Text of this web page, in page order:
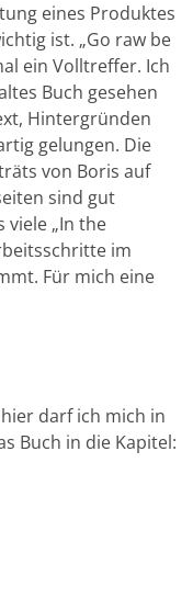
eines Produktes
ist. „Go raw be
ein Volltreffer. Ich
Buch gesehen
Hintergründen
gelungen. Die
von Boris auf
sind gut
viele „In the
im
Für mich eine
darf ich mich in
Buch in die Kapitel: